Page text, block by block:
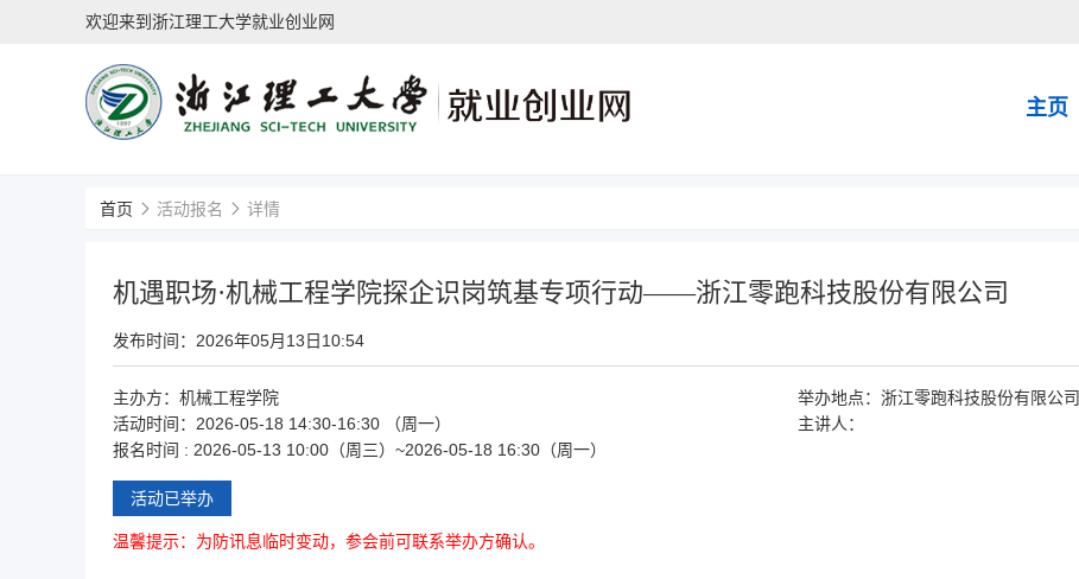
欢迎来到浙江理工大学就业创业网
主页
首页 活动报名 详情
机遇职场·机械工程学院探企识岗筑基专项行动——浙江零跑科技股份有限公司
发布时间： 2026年05月13日10:54
主办方： 机械工程学院 举办地点： 浙江零跑科技股份有限公司
活动时间： 2026-05-18 14:30-16:30 （周一）
主讲人：
报名时间 : 2026-05-13 10:00（周三）~2026-05-18 16:30（周一）
活动已举办
温馨提示：为防讯息临时变动，参会前可联系举办方确认。